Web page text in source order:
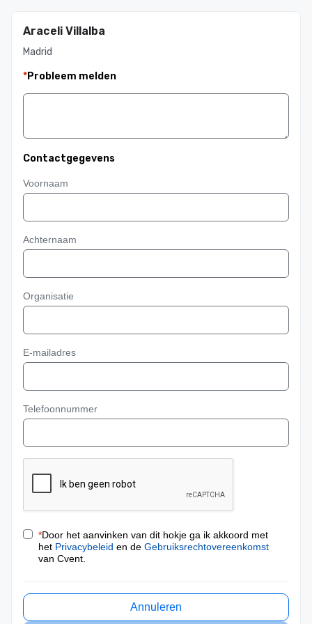
Araceli Villalba
Madrid
*Probleem melden
Contactgegevens
Voornaam
Achternaam
Organisatie
E-mailadres
Telefoonnummer
*Door het aanvinken van dit hokje ga ik akkoord met
het Privacybeleid en de Gebruiksrechtovereenkomst
van Cvent.
Annuleren